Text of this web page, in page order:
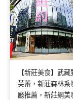
【新莊美食】武
芙蕾，新莊森林系
廳推薦，新莊網美